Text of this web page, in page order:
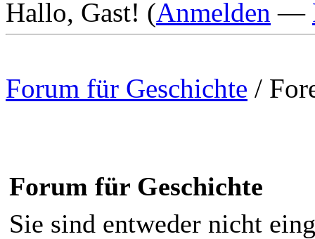
Hallo, Gast! (Anmelden —
Forum für Geschichte /
Forum für Geschichte
Sie sind entweder nicht